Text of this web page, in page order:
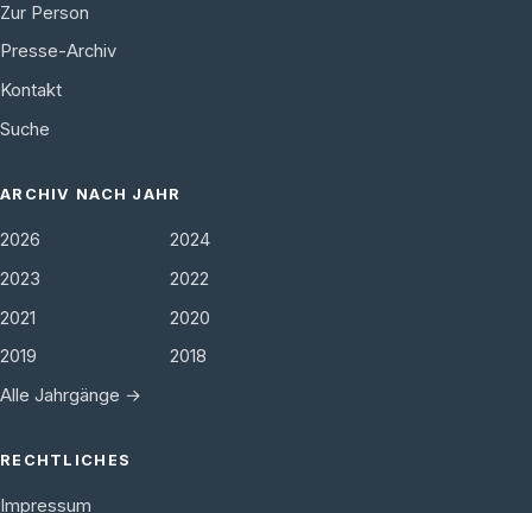
Zur Person
Presse-Archiv
Kontakt
Suche
ARCHIV NACH JAHR
2026
2024
2023
2022
2021
2020
2019
2018
Alle Jahrgänge →
RECHTLICHES
Impressum